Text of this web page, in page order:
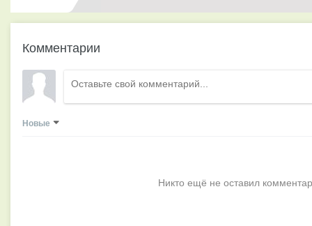
Комментарии
Новые
Никто ещё не оставил